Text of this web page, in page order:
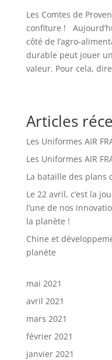
Les Comtes de
confiture !
côté de l’agro-
durable peut jouer
valeur. Pour cela,
Articles
Les Uniformes AIR
Les Uniformes AIR
La bataille des plans
Le 22 avril, c’est la
l’une de nos
la planète !
Chine et
planète
mai 2021
avril 2021
mars 2021
février 2021
janvier 2021